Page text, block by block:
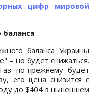
цифр мировой
баланса
баланса Украины
– но будет снижаться.
по-прежнему будет
его цена снизится с
до $404 в нынешнем